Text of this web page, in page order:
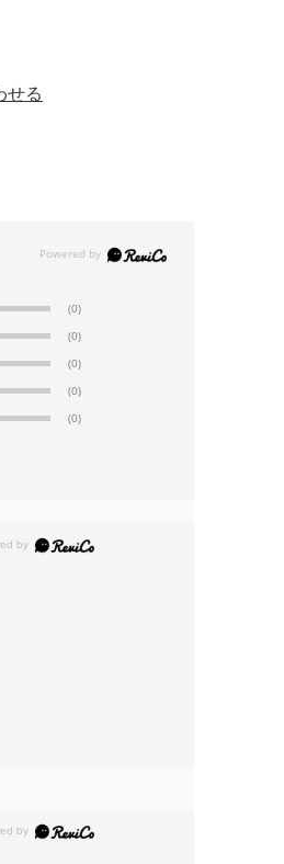
せる
(0)
(0)
(0)
(0)
(0)